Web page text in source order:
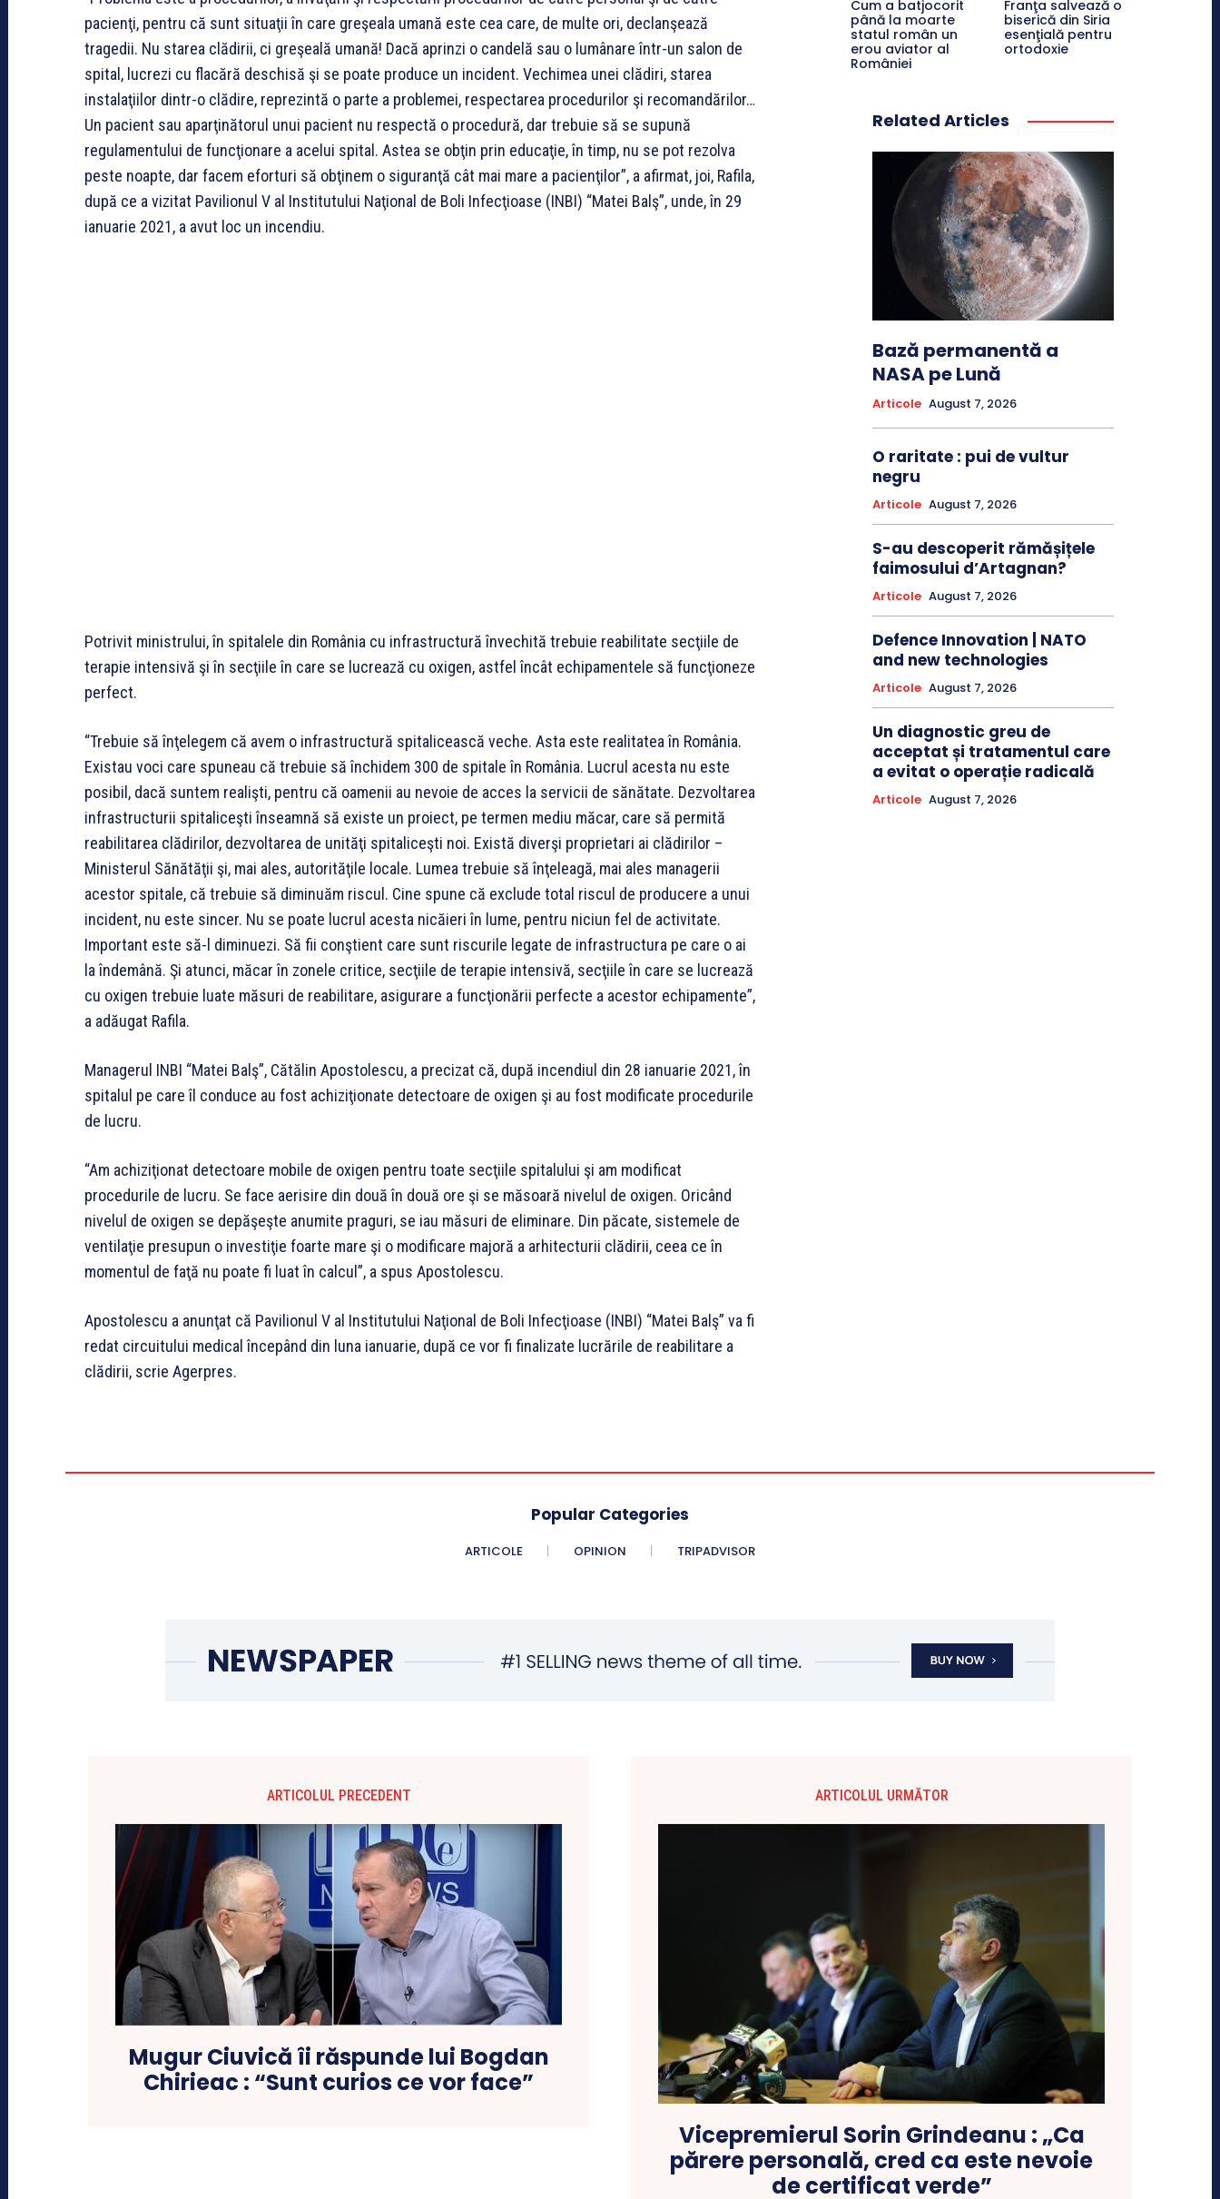
pacienţi, pentru că sunt situaţii în care greşeala umană este cea care, de multe ori, declanşează
tragedii. Nu starea clădirii, ci greşeală umană! Dacă aprinzi o candelă sau o lumânare într-un salon de
spital, lucrezi cu flacără deschisă şi se poate produce un incident. Vechimea unei clădiri, starea
instalaţiilor dintr-o clădire, reprezintă o parte a problemei, respectarea procedurilor şi recomandărilor…
Un pacient sau aparţinătorul unui pacient nu respectă o procedură, dar trebuie să se supună
regulamentului de funcţionare a acelui spital. Astea se obţin prin educaţie, în timp, nu se pot rezolva
peste noapte, dar facem eforturi să obţinem o siguranţă cât mai mare a pacienţilor”, a afirmat, joi, Rafila,
după ce a vizitat Pavilionul V al Institutului Naţional de Boli Infecţioase (INBI) “Matei Balş”, unde, în 29
ianuarie 2021, a avut loc un incendiu.
Potrivit ministrului, în spitalele din România cu infrastructură învechită trebuie reabilitate secţiile de
terapie intensivă şi în secţiile în care se lucrează cu oxigen, astfel încât echipamentele să funcţioneze
perfect.
“Trebuie să înţelegem că avem o infrastructură spitalicească veche. Asta este realitatea în România.
Existau voci care spuneau că trebuie să închidem 300 de spitale în România. Lucrul acesta nu este
posibil, dacă suntem realişti, pentru că oamenii au nevoie de acces la servicii de sănătate. Dezvoltarea
infrastructurii spitaliceşti înseamnă să existe un proiect, pe termen mediu măcar, care să permită
reabilitarea clădirilor, dezvoltarea de unităţi spitaliceşti noi. Există diverşi proprietari ai clădirilor –
Ministerul Sănătăţii şi, mai ales, autorităţile locale. Lumea trebuie să înţeleagă, mai ales managerii
acestor spitale, că trebuie să diminuăm riscul. Cine spune că exclude total riscul de producere a unui
incident, nu este sincer. Nu se poate lucrul acesta nicăieri în lume, pentru niciun fel de activitate.
Important este să-l diminuezi. Să fii conştient care sunt riscurile legate de infrastructura pe care o ai
la îndemână. Şi atunci, măcar în zonele critice, secţiile de terapie intensivă, secţiile în care se lucrează
cu oxigen trebuie luate măsuri de reabilitare, asigurare a funcţionării perfecte a acestor echipamente”,
a adăugat Rafila.
Managerul INBI “Matei Balş”, Cătălin Apostolescu, a precizat că, după incendiul din 28 ianuarie 2021, în
spitalul pe care îl conduce au fost achiziţionate detectoare de oxigen şi au fost modificate procedurile
de lucru.
“Am achiziţionat detectoare mobile de oxigen pentru toate secţiile spitalului şi am modificat
procedurile de lucru. Se face aerisire din două în două ore şi se măsoară nivelul de oxigen. Oricând
nivelul de oxigen se depăşeşte anumite praguri, se iau măsuri de eliminare. Din păcate, sistemele de
ventilaţie presupun o investiţie foarte mare şi o modificare majoră a arhitecturii clădirii, ceea ce în
momentul de faţă nu poate fi luat în calcul”, a spus Apostolescu.
Apostolescu a anunţat că Pavilionul V al Institutului Naţional de Boli Infecţioase (INBI) “Matei Balş” va fi
redat circuitului medical începând din luna ianuarie, după ce vor fi finalizate lucrările de reabilitare a
clădirii, scrie Agerpres.
Cum a batjocorit
până la moarte
statul român un
erou aviator al
României
Franţa salvează o
biserică din Siria
esenţială pentru
ortodoxie
Related Articles
Bază permanentă a
NASA pe Lună
Articole August 7, 2026
O raritate : pui de vultur
negru
Articole August 7, 2026
S-au descoperit rămășițele
faimosului d’Artagnan?
Articole August 7, 2026
Defence Innovation | NATO
and new technologies
Articole August 7, 2026
Un diagnostic greu de
acceptat și tratamentul care
a evitat o operație radicală
Articole August 7, 2026
Popular Categories
ARTICOLE OPINION TRIPADVISOR
ARTICOLUL PRECEDENT
Mugur Ciuvică îi răspunde lui Bogdan
Chirieac : “Sunt curios ce vor face”
ARTICOLUL URMĂTOR
Vicepremierul Sorin Grindeanu : „Ca
părere personală, cred ca este nevoie
de certificat verde”